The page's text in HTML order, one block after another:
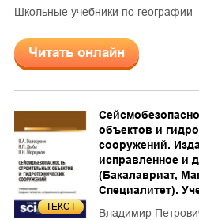
школьные учебники по географии
Читать онлайн
ТЕКСТ
объектов и
сооружений.
исправленное и
(Бакалавриат,
Специалитет).
Владимир